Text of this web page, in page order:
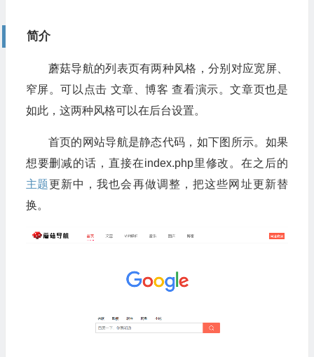
简介
蘑菇导航的列表页有两种风格，分别对应宽屏、
窄屏。可以点击 文章、博客 查看演示。文章页也是
如此，这两种风格可以在后台设置。
首页的网站导航是静态代码，如下图所示。如果
想要删减的话，直接在index.php里修改。在之后的
主题更新中，我也会再做调整，把这些网址更新替
换。